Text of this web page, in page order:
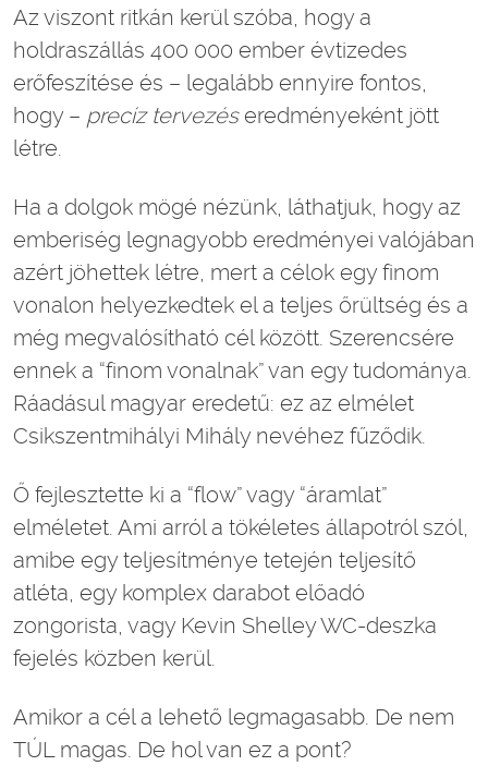
Az viszont ritkán kerül szóba, hogy a
holdraszállás 400 000 ember évtizedes
erőfeszítése és – legalább ennyire fontos,
hogy – precíz tervezéseredményeként jött
létre.
Ha a dolgok mögé nézünk, láthatjuk, hogy az
emberiség legnagyobb eredményei valójában
azért jöhettek létre, mert a célok egy finom
vonalon helyezkedtek el a teljes őrültség és a
még megvalósítható cél között. Szerencsére
ennek a “finom vonalnak” van egy tudománya.
Ráadásul magyar eredetű: ez az elmélet
Csikszentmihályi Mihály nevéhez fűződik.
Ő fejlesztette ki a “flow” vagy “áramlat”
elméletet. Ami arról a tökéletes állapotról szól,
amibe egy teljesítménye tetején teljesítő
atléta, egy komplex darabot előadó
zongorista, vagy Kevin Shelley WC-deszka
fejelés közben kerül.
Amikor a cél a lehető legmagasabb. De nem
TÚL magas. De hol van ez a pont?